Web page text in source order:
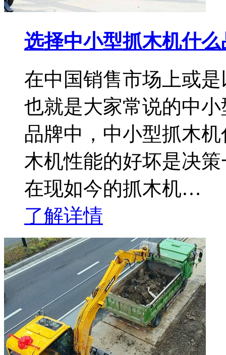
选择中小型抓木机什
在中国销售市场上或
也就是大家常说的中
品牌中，中小型抓木
木机性能的好坏是决
在现如今的抓木机…
了解详情